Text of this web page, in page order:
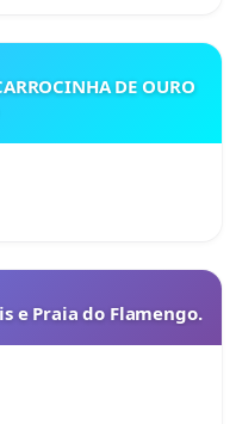
DE OURO
e Praia do Flamengo.